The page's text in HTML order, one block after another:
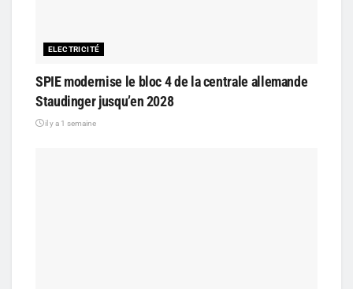
ELECTRICITÉ
SPIE modernise le bloc 4 de la centrale allemande
Staudinger jusqu’en 2028
il y a 1 semaine